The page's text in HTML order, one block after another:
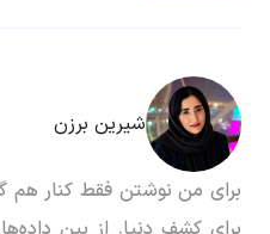
شیرین برزن
برای من نوشتن فقط کنار هم